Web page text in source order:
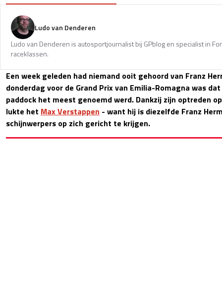
Ludo van Denderen
Ludo van Denderen is autosportjournalist bij GPblog en specialist in
raceklassen.
Een week geleden had niemand ooit gehoord van Franz
donderdag voor de Grand Prix van Emilia-Romagna was
paddock het meest genoemd werd. Dankzij zijn optreden
lukte het Max Verstappen - want hij is diezelfde Franz
schijnwerpers op zich gericht te krijgen.